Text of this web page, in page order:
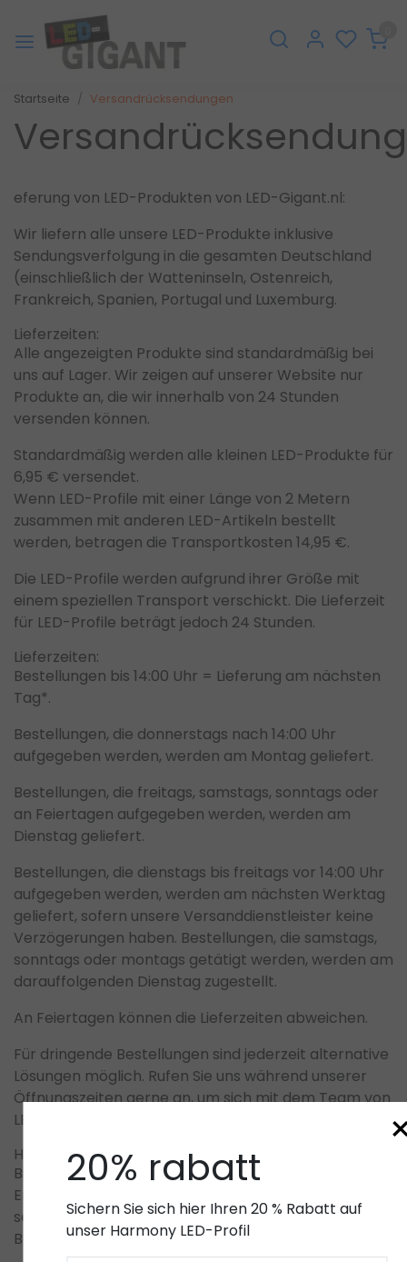
Startseite Versandrücksendungen
eferung von LED-Produkten von LED-Gigant.nl:
Wir liefern alle unsere LED-Produkte inklusive
Sendungsverfolgung in die gesamten Deutschland
(einschließlich der Watteninseln, Ostenreich,
Frankreich, Spanien, Portugal und Luxemburg.
Lieferzeiten:
Alle angezeigten Produkte sind standardmäßig bei
uns auf Lager. Wir zeigen auf unserer Website nur
Produkte an, die wir innerhalb von 24 Stunden
versenden können.
Standardmäßig werden alle kleinen LED-Produkte für
6,95 € versendet.
Wenn LED-Profile mit einer Länge von 2 Metern
zusammen mit anderen LED-Artikeln bestellt
werden, betragen die Transportkosten 14,95 €.
Die LED-Profile werden aufgrund ihrer Größe mit
einem speziellen Transport verschickt. Die Lieferzeit
für LED-Profile beträgt jedoch 24 Stunden.
Lieferzeiten:
Bestellungen bis 14:00 Uhr = Lieferung am nächsten
Tag*.
Bestellungen, die donnerstags nach 14:00 Uhr
aufgegeben werden, werden am Montag geliefert.
Bestellungen, die freitags, samstags, sonntags oder
an Feiertagen aufgegeben werden, werden am
Dienstag geliefert.
Bestellungen, die dienstags bis freitags vor 14:00 Uhr
aufgegeben werden, werden am nächsten Werktag
geliefert, sofern unsere Versanddienstleister keine
Verzögerungen haben. Bestellungen, die samstags,
sonntags oder montags getätigt werden, werden am
darauffolgenden Dienstag zugestellt.
An Feiertagen können die Lieferzeiten abweichen.
Für dringende Bestellungen sind jederzeit alternative
Lösungen möglich. Rufen Sie uns während unserer
Öffnungszeitengerne an, um sich mit dem Team von
LED-Gigant.nl abzustimmen.
Haftung:
Bitte prüfen Sie den Inhalt der Lieferung sofort nach
Erhalt. Falls Teile fehlen oder beschädigt ankommen,
senden Sie uns bitte umgehend eine E-Mail mit Ihrer
Bestellnummerund einem Foto der Verpackung
20% rabatt
Sichern Sie sich hier Ihren 20 % Rabatt auf
unser Harmony LED-Profil